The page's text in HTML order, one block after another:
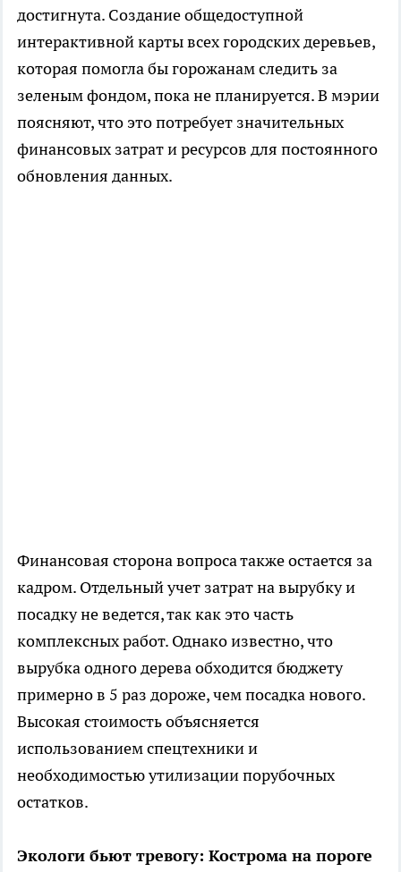
достигнута. Создание общедоступной
интерактивной карты всех городских деревьев,
которая помогла бы горожанам следить за
зеленым фондом, пока не планируется. В мэрии
поясняют, что это потребует значительных
финансовых затрат и ресурсов для постоянного
обновления данных.
Финансовая сторона вопроса также остается за
кадром. Отдельный учет затрат на вырубку и
посадку не ведется, так как это часть
комплексных работ. Однако известно, что
вырубка одного дерева обходится бюджету
примерно в 5 раз дороже, чем посадка нового.
Высокая стоимость объясняется
использованием спецтехники и
необходимостью утилизации порубочных
остатков.
Экологи бьют тревогу: Кострома на пороге